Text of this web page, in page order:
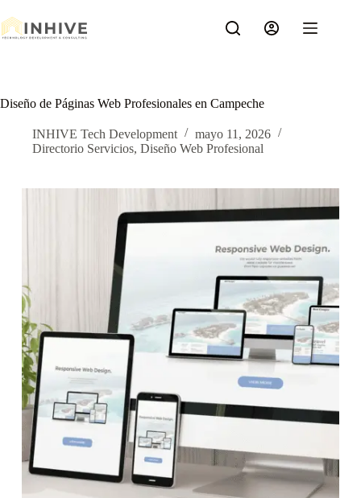
al
contenido
Diseño de Páginas Web Profesionales en Campeche
INHIVE Tech Development
mayo 11, 2026
Directorio Servicios, Diseño Web Profesional